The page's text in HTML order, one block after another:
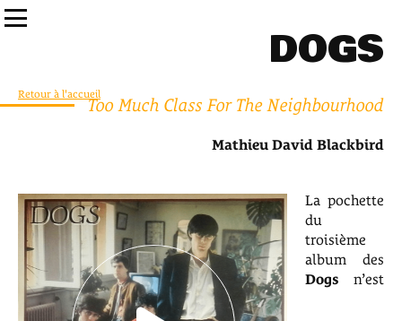
Retour à l'accueil
DOGS
Too Much Class For The Neighbourhood
Mathieu David Blackbird
La pochette
du
troisième
album des
Dogs n’est